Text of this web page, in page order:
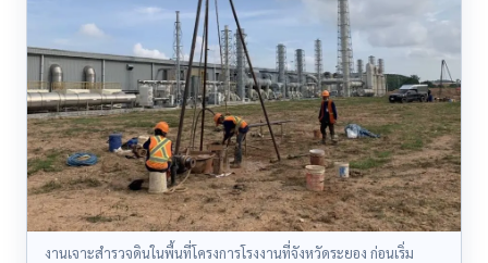
งานเจาะสำรวจดินในพื้นที่โครงการโรงงานที่จังหวัดระยอง ก่อนเริ่ม